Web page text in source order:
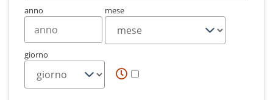
anno mese
giorno